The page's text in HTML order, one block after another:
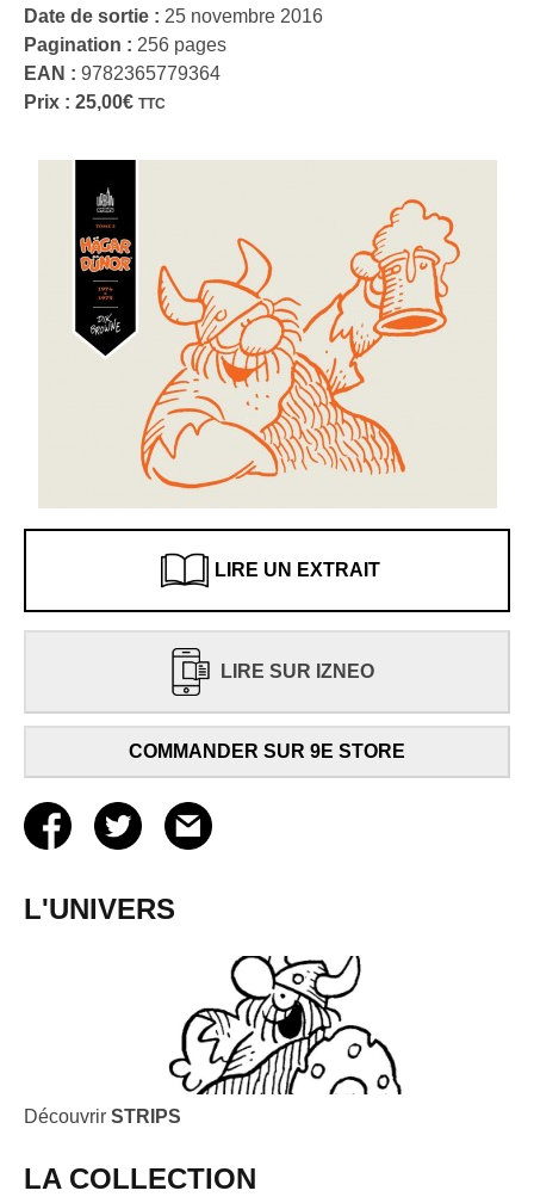
Date de sortie : 25 novembre 2016
Pagination : 256 pages
EAN : 9782365779364
Prix : 25,00€ TTC
LIRE UN EXTRAIT
LIRE SUR IZNEO
COMMANDER SUR 9E STORE
L'UNIVERS
Découvrir STRIPS
LA COLLECTION